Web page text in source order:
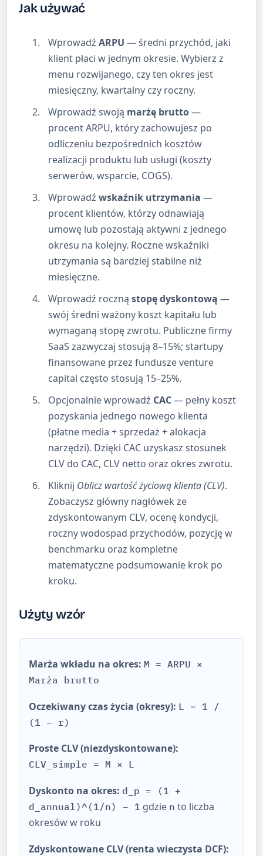
Jak używać
WprowadźARPU — średni przychód, jaki
klient płaci w jednym okresie. Wybierz z
menu rozwijanego, czy ten okres jest
miesięczny, kwartalny czy roczny.
Wprowadź swoją marżę brutto—
procent ARPU, który zachowujesz po
odliczeniu bezpośrednich kosztów
realizacji produktu lub usługi (koszty
serwerów, wsparcie, COGS).
Wprowadźwskaźnik utrzymania —
procent klientów, którzy odnawiają
umowę lub pozostają aktywni z jednego
okresu na kolejny. Roczne wskaźniki
utrzymania są bardziej stabilne niż
miesięczne.
Wprowadź rocznąstopę dyskontową —
swój średni ważony koszt kapitału lub
wymaganą stopę zwrotu. Publiczne firmy
SaaS zazwyczaj stosują 8–15%; startupy
finansowane przez fundusze venture
capital często stosują 15–25%.
Opcjonalnie wprowadź CAC— pełny koszt
pozyskania jednego nowego klienta
(płatne media + sprzedaż + alokacja
narzędzi). Dzięki CAC uzyskasz stosunek
CLV do CAC, CLV netto oraz okres zwrotu.
Kliknij Oblicz wartość życiową klienta (CLV).
Zobaczysz główny nagłówek ze
zdyskontowanym CLV, ocenę kondycji,
roczny wodospad przychodów, pozycję w
benchmarku oraz kompletne
matematyczne podsumowanie krok po
kroku.
Użyty wzór
Marża wkładu na okres: M = ARPU ×
Marża brutto
Oczekiwany czas życia (okresy): L = 1 /
(1 − r)
Proste CLV (niezdyskontowane):
CLV_simple = M × L
Dyskonto na okres: d_p = (1 +
d_annual)^(1/n) − 1 gdzie n to liczba
okresów w roku
Zdyskontowane CLV (renta wieczysta DCF):